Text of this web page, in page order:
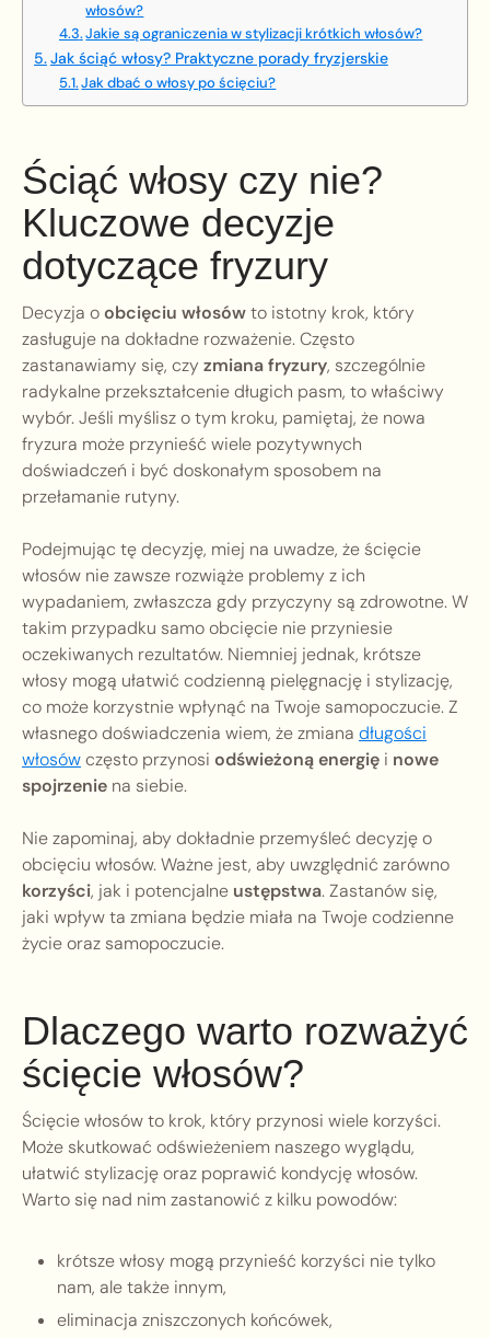
włosów?
Jakie są ograniczenia w stylizacji krótkich włosów?
Jak ściąć włosy? Praktyczne porady fryzjerskie
Jak dbać o włosy po ścięciu?
Ściąć włosy czy nie?
Kluczowe decyzje
dotyczące fryzury
Decyzja oobcięciu włosówto istotny krok, który
zasługuje na dokładne rozważenie. Często
zastanawiamy się, czy zmiana fryzury, szczególnie
radykalne przekształcenie długich pasm, to właściwy
wybór. Jeśli myślisz o tym kroku, pamiętaj, że nowa
fryzura może przynieść wiele pozytywnych
doświadczeń i być doskonałym sposobem na
przełamanie rutyny.
Podejmując tę decyzję, miej na uwadze, że ścięcie
włosów nie zawsze rozwiąże problemy z ich
wypadaniem, zwłaszcza gdy przyczyny są zdrowotne. W
takim przypadku samo obcięcie nie przyniesie
oczekiwanych rezultatów. Niemniej jednak, krótsze
włosy mogą ułatwić codzienną pielęgnację i stylizację,
co może korzystnie wpłynąć na Twoje samopoczucie. Z
własnego doświadczenia wiem, że zmiana długości
włosówczęsto przynosi odświeżoną energię i nowe
spojrzenie na siebie.
Nie zapominaj, aby dokładnie przemyśleć decyzję o
obcięciu włosów. Ważne jest, aby uwzględnić zarówno
korzyści, jak i potencjalne ustępstwa. Zastanów się,
jaki wpływ ta zmiana będzie miała na Twoje codzienne
życie oraz samopoczucie.
Dlaczego warto rozważyć
ścięcie włosów?
Ścięcie włosów to krok, który przynosi wiele korzyści.
Może skutkować odświeżeniem naszego wyglądu,
ułatwić stylizację oraz poprawić kondycję włosów.
Warto się nad nim zastanowić z kilku powodów:
krótsze włosy mogą przynieść korzyści nie tylko
nam, ale także innym,
eliminacja zniszczonych końcówek,